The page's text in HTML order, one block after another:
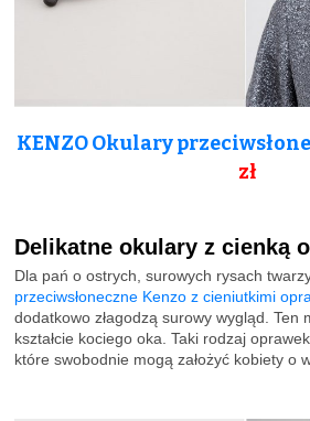
KENZO Okulary
zł
Delikatne okulary z cienką
Dla pań o ostrych, surowych rysach
przeciwsłoneczne Kenzo z cieniutkimi
dodatkowo złagodzą surowy wygląd. Ten
kształcie kociego oka. Taki rodzaj
które swobodnie mogą założyć kobiety o